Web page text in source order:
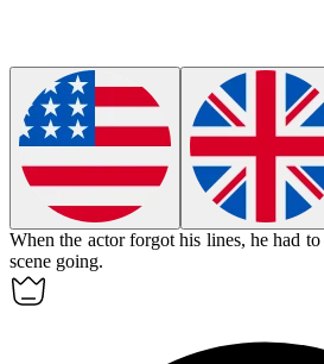
When the actor forgot his lines, he had to
scene going.